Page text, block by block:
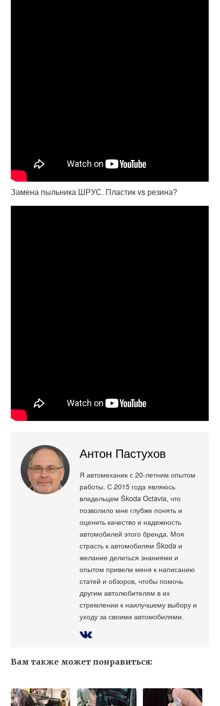
Замена пыльника ШРУС. Пластик vs резина?
Антон Пастухов
Я автомеханик с 20-летним опытом
работы. С 2015 года являюсь
владельцем Škoda Octavia, что
позволило мне глубже понять и
оценить качество и надежность
автомобилей этого бренда. Моя
страсть к автомобилям Škoda и
желание делиться знаниями и
опытом привели меня к написанию
статей и обзоров, чтобы помочь
другим автолюбителям в их
стремлении к наилучшему выбору и
уходу за своими автомобилями.
Вам также может понравиться: